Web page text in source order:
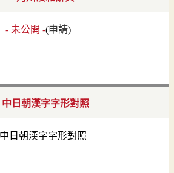
- 未公開 -(申請)
中日朝漢字字形對照